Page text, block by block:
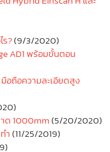
ร?(9/3/2020)
AD1 พร้อมขั้นตอน
อถือความละเอียดสูง
ด 1000mm(5/20/2020)
ำ(11/25/2019)